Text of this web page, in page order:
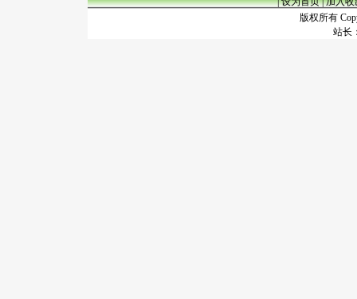
版权所有
站长